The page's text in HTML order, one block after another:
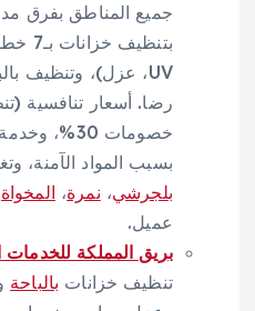
جميع المناطق بفرق
بسبب المواد الآمنة،
بلجرشي، نمرة، المخواة
عميل.
بريق المملكة للخدمات
تنظيف خزانات بالباحة